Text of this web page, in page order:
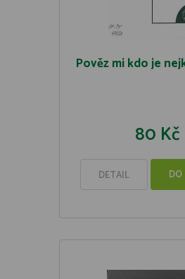
Pověz mi kdo je
80 Kč
DETAIL DO